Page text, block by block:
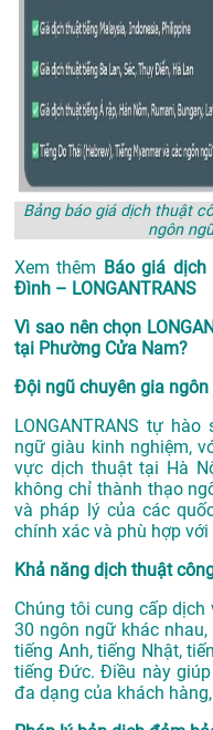
Bảng báo giá dịch thuật
ngôn
Xem thêm Báo giá
Đình – LONGANTRANS
Vì sao nên chọn
tại Phường Cửa Nam?
Đội ngũ chuyên gia
LONGANTRANS tự
ngữ giàu kinh nghiệm,
vực dịch thuật tại Hà
không chỉ thành thạo
và pháp lý của các
chính xác và phù hợp
Khả năng dịch thuật
Chúng tôi cung cấp
30 ngôn ngữ khác
tiếng Anh, tiếng Nhật,
tiếng Đức. Điều này
đa dạng của khách